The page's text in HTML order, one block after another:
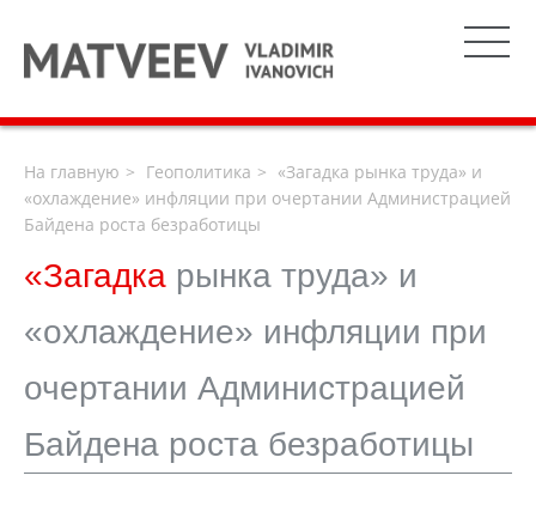
На главную Геополитика
«Загадка рынка труда» и
«охлаждение» инфляции при очертании Администрацией
Байдена роста безработицы
«Загадка рынка труда» и
«охлаждение» инфляции при
очертании Администрацией
Байдена роста безработицы